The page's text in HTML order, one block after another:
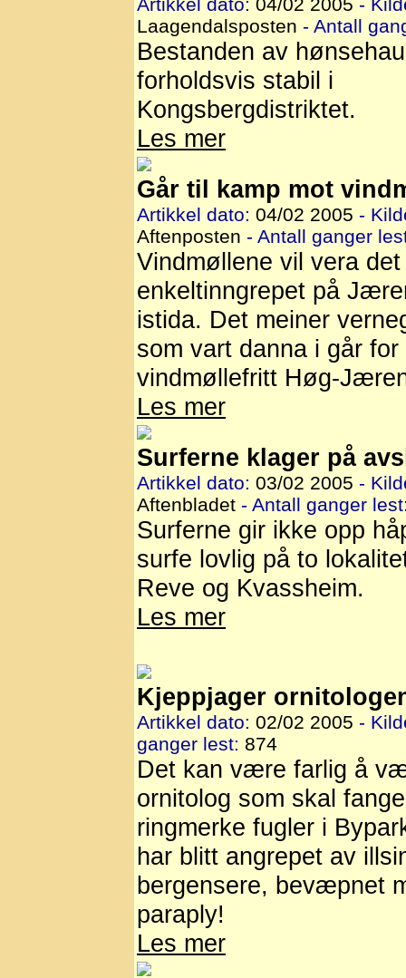
Laagendalsposten - Antall
Bestanden av
forholdsvis stabil i
Kongsbergdistriktet.
Les mer
Går til kamp mot
Artikkel dato: 04/02 2005 -
Aftenposten - Antall ganger
Vindmøllene vil vera
enkeltinngrepet på
istida. Det meiner
som vart danna i går for
vindmøllefritt Høg-
Les mer
Surferne klager på
Artikkel dato: 03/02 2005 -
Aftenbladet - Antall ganger
Surferne gir ikke opp
surfe lovlig på to
Reve og Kvassheim.
Les mer
Kjeppjager
Artikkel dato: 02/02 2005 -
ganger lest: 874
Det kan være farlig å
ornitolog som skal
ringmerke fugler i
har blitt angrepet av
bergensere, bevæpnet
paraply!
Les mer